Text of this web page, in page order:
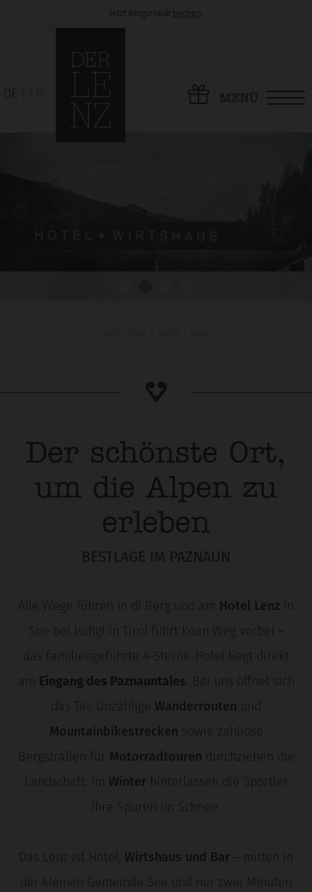
Jetzt Bergurlaub buchen.
DE MENÜ
Der schönste Ort,
um die Alpen zu
erleben
BESTLAGE IM PAZNAUN
Alle Wege führen in di Berg und am Hotel Lenz in
See bei Ischgl in Tirol führt koan Weg vorbei –
das familiengeführte 4-Sterne-Hotel liegt direkt
am Eingang des Paznauntales . Bei uns öffnet sich
das Tal: Unzählige Wanderrouten und
Mountainbikestrecken sowie zahllose
Bergstraßen für Motorradtouren durchziehen die
Landschaft. Im Winterhinterlassen die Sportler
ihre Spuren im Schnee.
Das Lenz ist Hotel, Wirtshaus und Bar – mitten in
der kleinen Gemeinde See und nur zwei Minuten